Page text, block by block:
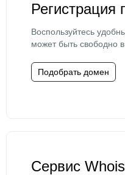
Регистрация
Воспользуйтесь
может быть свободно
Подобрать домен
Сервис Whois